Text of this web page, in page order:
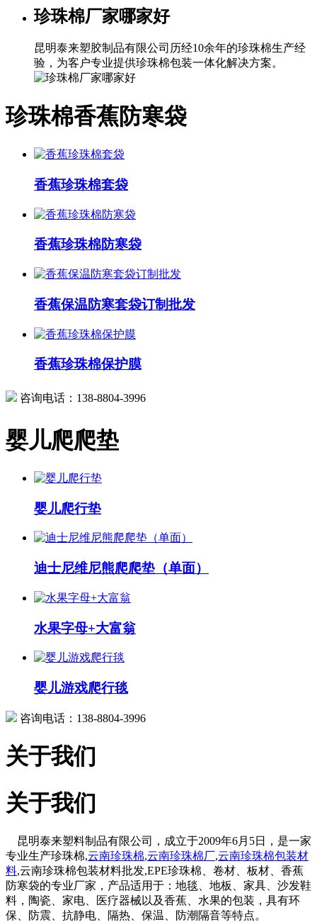
珍珠棉厂家哪家好
昆明泰来塑胶制品有限公司历经10余年的珍珠棉生产经
验，为客户专业提供珍珠棉包装一体化解决方案。
珍珠棉香蕉防寒袋
香蕉珍珠棉套袋
香蕉珍珠棉防寒袋
香蕉保温防寒套袋订制批发
香蕉珍珠棉保护膜
咨询电话： 138-8804-3996
婴儿爬爬垫
婴儿爬行垫
迪士尼维尼熊爬爬垫（单面）
水果字母+大富翁
婴儿游戏爬行毯
咨询电话：138-8804-3996
关于我们
关于我们
昆明泰来塑料制品有限公司，成立于2009年6月5日，是一家
专业生产珍珠棉,云南珍珠棉,云南珍珠棉厂,云南珍珠棉包装材
料,云南珍珠棉包装材料批发,EPE珍珠棉、卷材、板材、香蕉
防寒袋的专业厂家，产品适用于：地毯、地板、家具、沙发鞋
料，陶瓷、家电、医疗器械以及香蕉、水果的包装，具有环
保、防震、抗静电、隔热、保温、防潮隔音等特点。